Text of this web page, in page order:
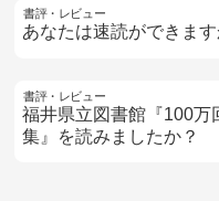
書評・レビュー
あなたは速読ができます
書評・レビュー
福井県立図書館『100万
集』を読みましたか？